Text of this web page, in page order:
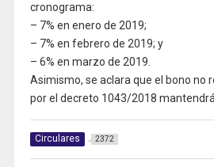
cronograma:
– 7% en enero de 2019;
– 7% en febrero de 2019; y
– 6% en marzo de 2019.
Asimismo, se aclara que el bono no
por el decreto 1043/2018
Circulares 2372